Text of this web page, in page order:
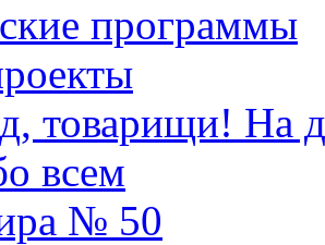
программы
товарищи! На
всем
№ 50